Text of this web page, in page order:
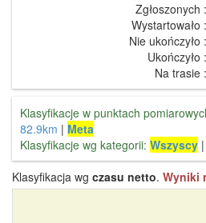
Zgłoszonych :
Wystartowało :
Nie ukończyło :
Ukończyło :
Na trasie :
Klasyfikacje w punktach
82.9km | Meta
Klasyfikacje wg kategorii: Wszyscy |
Klasyfikacja wg czasu netto. Wyniki